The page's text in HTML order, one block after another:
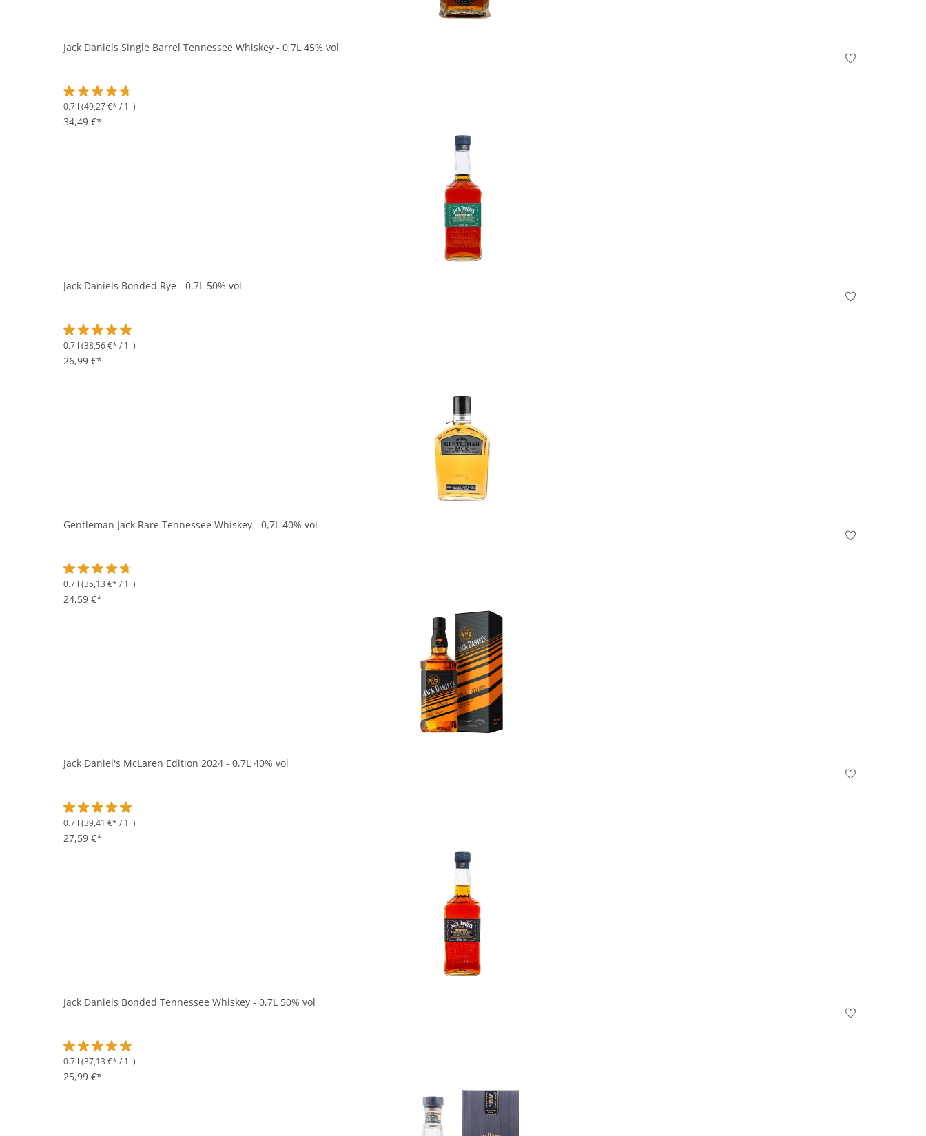
Jack Daniels Single Barrel Tennessee Whiskey - 0,7L 45% vol
Durchschnittliche Bewertung von 4.8 von 5 Sternen
0.7 l (49,27 €* / 1 l)
34,49 €*
In den Korb
Jack Daniels Bonded Rye - 0,7L 50% vol
Durchschnittliche Bewertung von 5 von 5 Sternen
0.7 l (38,56 €* / 1 l)
26,99 €*
In den Korb
Gentleman Jack Rare Tennessee Whiskey - 0,7L 40% vol
Durchschnittliche Bewertung von 4.8 von 5 Sternen
0.7 l (35,13 €* / 1 l)
24,59 €*
In den Korb
Jack Daniel's McLaren Edition 2024 - 0,7L 40% vol
Durchschnittliche Bewertung von 5 von 5 Sternen
0.7 l (39,41 €* / 1 l)
27,59 €*
In den Korb
Jack Daniels Bonded Tennessee Whiskey - 0,7L 50% vol
Durchschnittliche Bewertung von 4.9 von 5 Sternen
0.7 l (37,13 €* / 1 l)
25,99 €*
In den Korb